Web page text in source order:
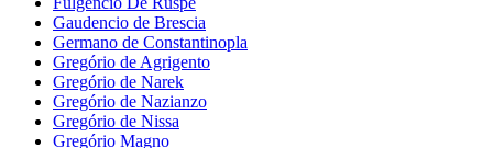
Gaudencio de Brescia
Germano de Constantinopla
Gregório de Agrigento
Gregório de Narek
Gregório de Nazianzo
Gregório de Nissa
Gregório Magno